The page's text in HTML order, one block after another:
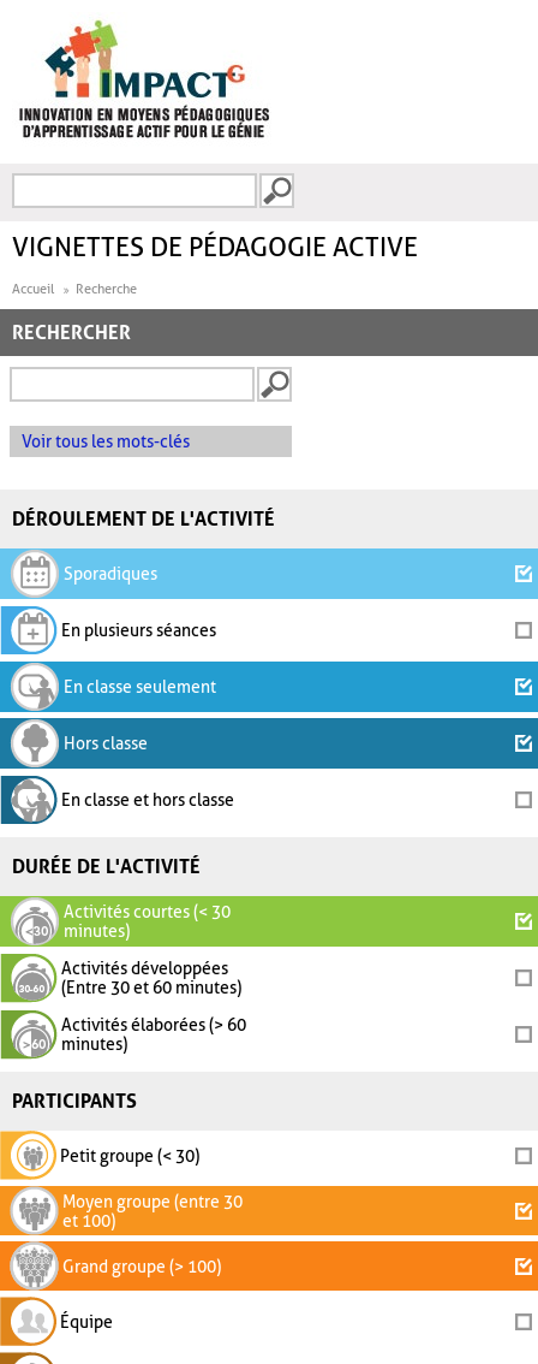
FORMULAIRE DE
VIGNETTES DE PÉDAGOGIE ACTIVE
Accueil Recherche
RECHERCHER
Voir tous les mots-clés
DÉROULEMENT DE L'ACTIVITÉ
Sporadiques
En plusieurs séances
En classe seulement
Hors classe
En classe et hors classe
DURÉE DE L'ACTIVITÉ
Activités courtes (< 30
minutes)
Activités développées
(Entre 30 et 60 minutes)
Activités élaborées (> 60
minutes)
PARTICIPANTS
Petit groupe (< 30)
Moyen groupe (entre 30
et 100)
Grand groupe (> 100)
Équipe